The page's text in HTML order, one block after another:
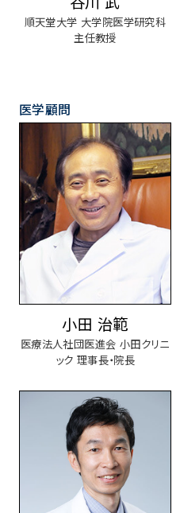
順天堂大学 大学院医学研究科
主任教授
医学顧問
小田 治範
医療法人社団医進会 小田クリニ
ック 理事長・院長